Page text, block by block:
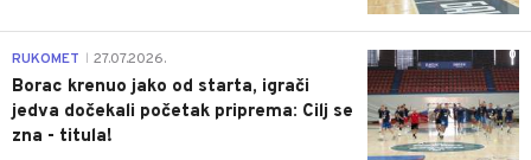
0
RUKOMET 27.07.2026.
Borac krenuo jako od starta, igrači
jedva dočekali početak priprema: Cilj se
zna - titula!